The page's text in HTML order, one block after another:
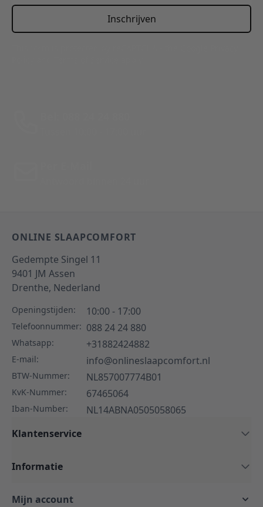
Inschrijven
ONLINE SLAAPCOMFORT
Gedempte Singel 11
9401 JM Assen
Drenthe, Nederland
Openingstijden: 10:00 - 17:00
Telefoonnummer: 088 24 24 880
Whatsapp: +31882424882
E-mail: info@onlineslaapcomfort.nl
BTW-Nummer: NL857007774B01
KvK-Nummer: 67465064
Iban-Number:
NL14ABNA0505058065
Klantenservice
Informatie
Mijn account